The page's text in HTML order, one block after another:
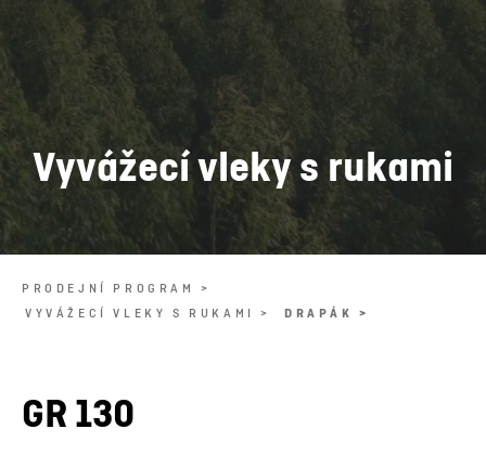
Vyvážecí vleky s rukami
PRODEJNÍ PROGRAM >
VYVÁŽECÍ VLEKY S RUKAMI >
DRAPÁK >
GR 130